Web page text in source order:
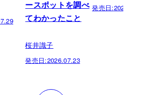
ースポットを調べ
てわかったこと
桜井識子
発売日:2026.07.23
発売日: